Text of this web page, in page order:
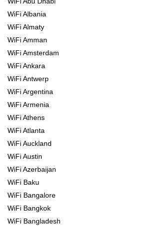
WiFi Albania
WiFi Almaty
WiFi Amman
WiFi Amsterdam
WiFi Ankara
WiFi Antwerp
WiFi Argentina
WiFi Armenia
WiFi Athens
WiFi Atlanta
WiFi Auckland
WiFi Austin
WiFi Azerbaijan
WiFi Baku
WiFi Bangalore
WiFi Bangkok
WiFi Bangladesh